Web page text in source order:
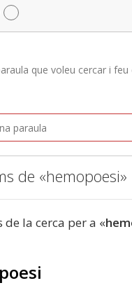
que voleu cercar i
de «hemopoesi»
de la cerca per a «